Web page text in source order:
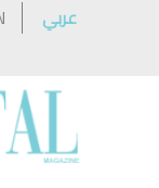
EN عربي